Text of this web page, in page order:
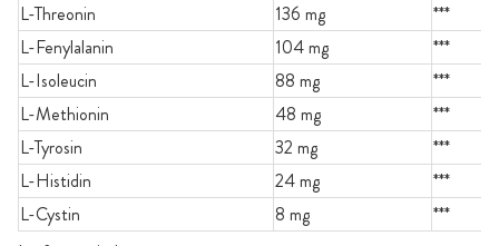
L-Threonin
136 mg
***
L-Fenylalanin
104 mg
***
L-Isoleucin
88 mg
***
L-Methionin
48 mg
***
L-Tyrosin
32 mg
***
L-Histidin
24 mg
***
L-Cystin
8 mg
***